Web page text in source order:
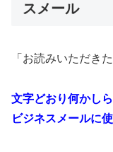
スメール
「お読みいただき
文字どおり何かし
ビジネスメールに使